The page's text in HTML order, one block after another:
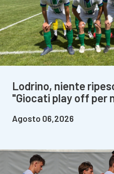
Lodrino, niente
"Giocati play off per
Agosto 06,2026